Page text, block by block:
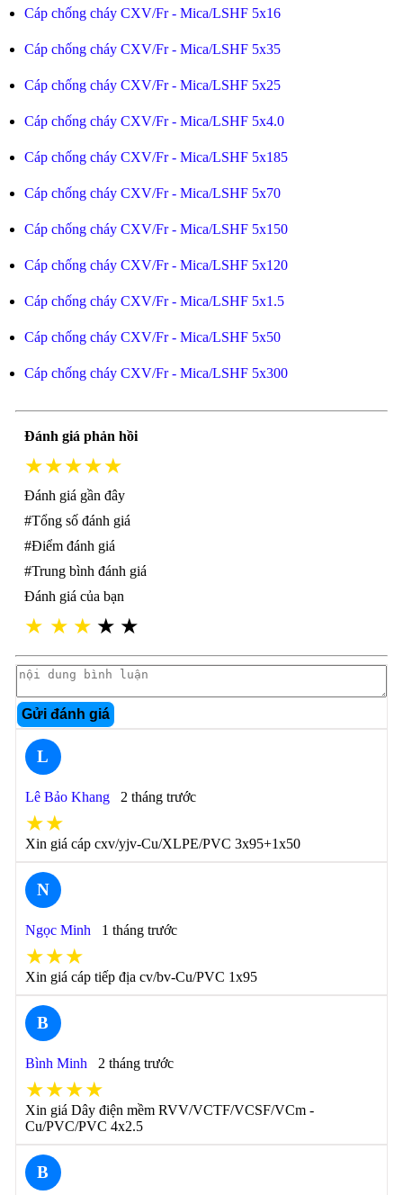
Cáp chống cháy CXV/Fr - Mica/LSHF 5x16
Cáp chống cháy CXV/Fr - Mica/LSHF 5x35
Cáp chống cháy CXV/Fr - Mica/LSHF 5x25
Cáp chống cháy CXV/Fr - Mica/LSHF 5x4.0
Cáp chống cháy CXV/Fr - Mica/LSHF 5x185
Cáp chống cháy CXV/Fr - Mica/LSHF 5x70
Cáp chống cháy CXV/Fr - Mica/LSHF 5x150
Cáp chống cháy CXV/Fr - Mica/LSHF 5x120
Cáp chống cháy CXV/Fr - Mica/LSHF 5x1.5
Cáp chống cháy CXV/Fr - Mica/LSHF 5x50
Cáp chống cháy CXV/Fr - Mica/LSHF 5x300
Đánh giá phản hồi
★★★★★
Đánh giá gần đây
#Tổng số đánh giá
#Điểm đánh giá
#Trung bình đánh giá
Đánh giá của bạn
★ ★ ★ ★ ★
Gửi đánh giá
L
Lê Bảo Khang 2 tháng trước
★★
Xin giá cáp cxv/yjv-Cu/XLPE/PVC 3x95+1x50
N
Ngọc Minh 1 tháng trước
★★★
Xin giá cáp tiếp địa cv/bv-Cu/PVC 1x95
B
Bình Minh 2 tháng trước
★★★★
Xin giá Dây điện mềm RVV/VCTF/VCSF/VCm -
Cu/PVC/PVC 4x2.5
B